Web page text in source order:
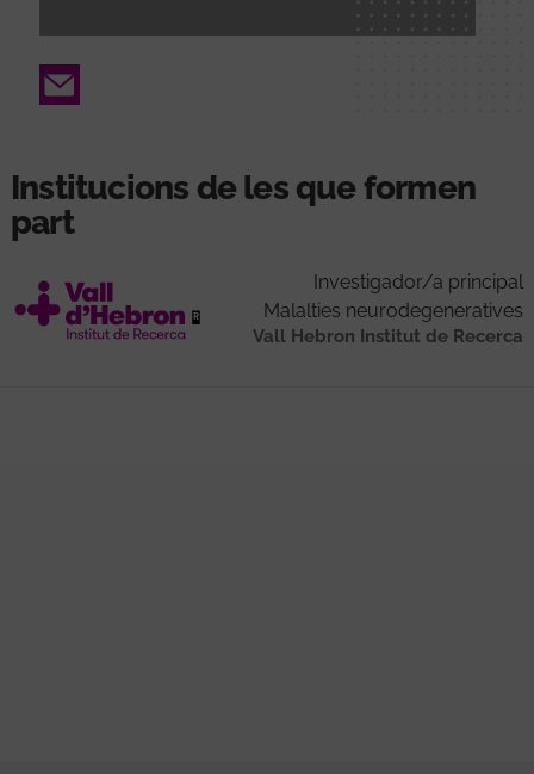
Email
Institucions de les que formen
part
Investigador/a principal
Malalties neurodegeneratives
Vall Hebron Institut de Recerca